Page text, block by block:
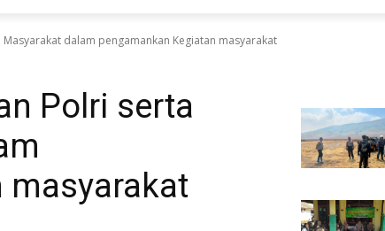
dalam pengamankan Kegiatan masyarakat
Polri serta
masyarakat